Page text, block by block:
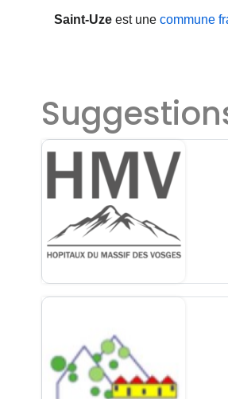
Saint-Uze est une commune